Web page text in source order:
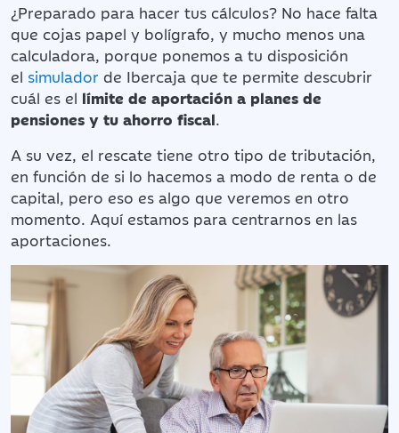
¿Preparado para hacer tus cálculos? No hace falta
que cojas papel y bolígrafo, y mucho menos una
calculadora, porque ponemos a tu disposición
el simulador de Ibercaja que te permite descubrir
cuál es el límite de aportación a planes de
pensiones y tu ahorro fiscal.
A su vez, el rescate tiene otro tipo de tributación,
en función de si lo hacemos a modo de renta o de
capital, pero eso es algo que veremos en otro
momento. Aquí estamos para centrarnos en las
aportaciones.